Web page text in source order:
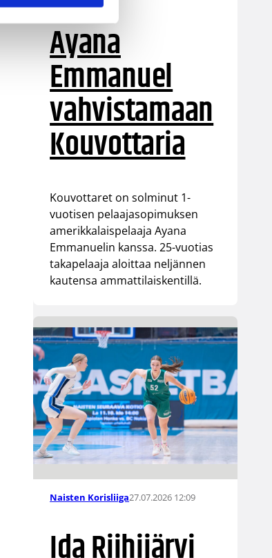
Ayana
Emmanuel
vahvistamaan
Kouvottaria
Kouvottaret on solminut 1-
vuotisen pelaajasopimuksen
amerikkalaispelaaja Ayana
Emmanuelin kanssa. 25-vuotias
takapelaaja aloittaa neljännen
kautensa ammattilaiskentillä.
Naisten Korisliiga27.07.2026 12:09